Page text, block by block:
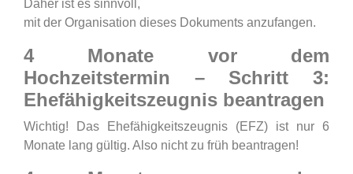
Daher ist es sinnvoll,
mit der Organisation dieses Dokuments anzufangen.
4 Monate vor dem
Hochzeitstermin – Schritt 3:
Ehefähigkeitszeugnis beantragen
Wichtig! Das Ehefähigkeitszeugnis (EFZ) ist nur 6
Monate lang gültig. Also nicht zu früh beantragen!